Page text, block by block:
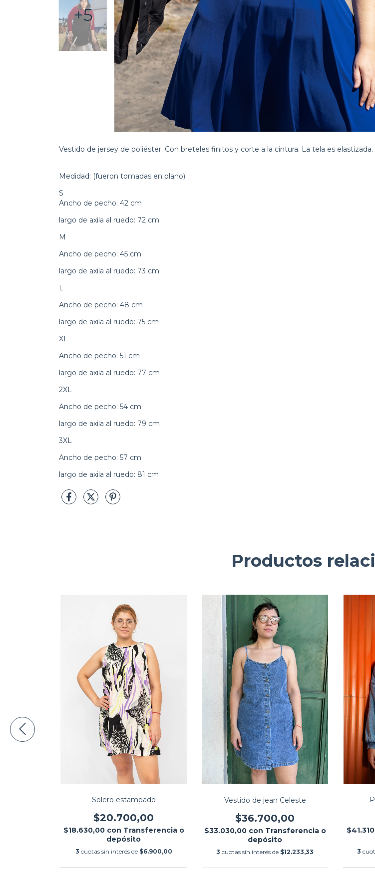
+5
Vestido de jersey de poliéster. Con breteles finitos y corte a la cintura. La tela es elastizada.
Medidad: (fueron tomadas en plano)
S
Ancho de pecho: 42 cm
largo de axila al ruedo: 72 cm
M
Ancho de pecho: 45 cm
largo de axila al ruedo: 73 cm
L
Ancho de pecho: 48 cm
largo de axila al ruedo: 75 cm
XL
Ancho de pecho: 51 cm
largo de axila al ruedo: 77 cm
2XL
Ancho de pecho: 54 cm
largo de axila al ruedo: 79 cm
3XL
Ancho de pecho: 57 cm
largo de axila al ruedo: 81 cm
Productos
Solero estampado
$20.700,00
$18.630,00 con Transferencia o
depósito
3 cuotas sin interés de $6.900,00
Vestido de jean Celeste
$36.700,00
$33.030,00 con Transferencia o
depósito
3 cuotas sin interés de $12.233,33 3